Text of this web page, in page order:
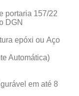
portaria 157/22
DGN
epóxi ou Aço
Automática)
em até 8